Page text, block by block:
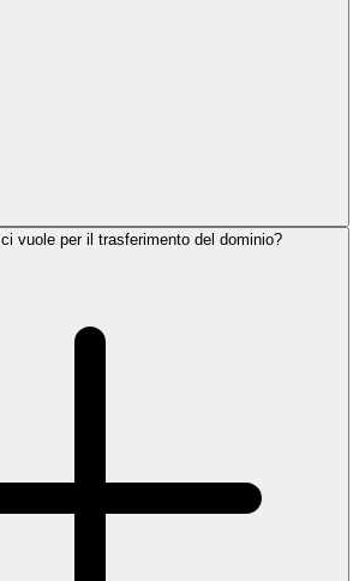
vuole per il trasferimento del dominio?